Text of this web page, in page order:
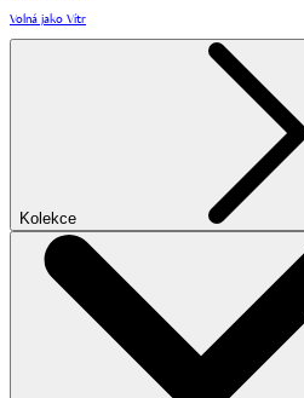
Volná jako Vítr
Kolekce